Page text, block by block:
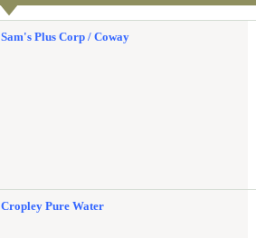
Sam's Plus Corp / Coway
Cropley Pure Water